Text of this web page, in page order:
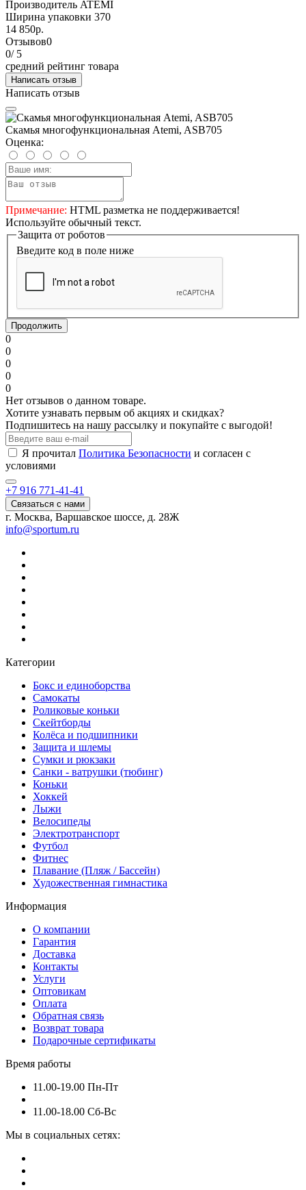
Производитель ATEMI
Ширина упаковки 370
14 850р.
Отзывов0
0/ 5
средний рейтинг товара
Написать отзыв
Написать отзыв
Скамья многофункциональная Atemi, ASB705
Оценка:
Примечание: HTML разметка не поддерживается!
Используйте обычный текст.
Защита от роботов
Введите код в поле ниже
Продолжить
0
0
0
0
0
Нет отзывов о данном товаре.
Хотите узнавать первым об акциях и скидках?
Подпишитесь на нашу рассылку и покупайте с выгодой!
Я прочитал Политика Безопасности и согласен с
условиями
+7 916 771-41-41
Связаться с нами
г. Москва, Варшавское шоссе, д. 28Ж
info@sportum.ru
Категории
Бокс и единоборства
Самокаты
Роликовые коньки
Скейтборды
Колёса и подшипники
Защита и шлемы
Сумки и рюкзаки
Санки - ватрушки (тюбинг)
Коньки
Хоккей
Лыжи
Велосипеды
Электротранспорт
Футбол
Фитнес
Плавание (Пляж / Бассейн)
Художественная гимнастика
Информация
О компании
Гарантия
Доставка
Контакты
Услуги
Оптовикам
Оплата
Обратная связь
Возврат товара
Подарочные сертификаты
Время работы
11.00-19.00 Пн-Пт
11.00-18.00 Сб-Вс
Мы в социальных сетях: